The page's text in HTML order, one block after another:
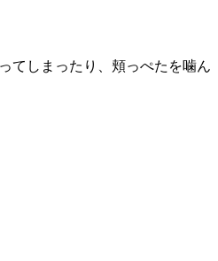
てしまったり、頬っぺたを噛ん